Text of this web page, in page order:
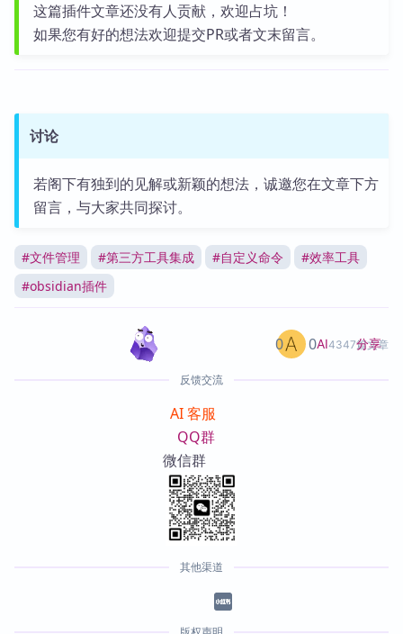
这篇插件文章还没有人贡献，欢迎占坑！
如果您有好的想法欢迎提交PR或者文末留言。
讨论
若阁下有独到的见解或新颖的想法，诚邀您在文章下方
留言，与大家共同探讨。
#文件管理 #第三方工具集成 #自定义命令 #效率工具
#obsidian插件
AI4347篇文章
0 0 分享
反馈交流
AI 客服
QQ群
微信群
其他渠道